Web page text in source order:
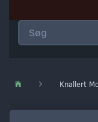
Knallert